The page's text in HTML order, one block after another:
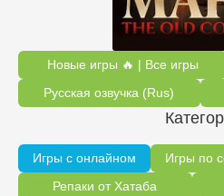
Новые игры 🔥 | Все игры
Русская озвучка (Rus)
Игры с онлайном Игры по
Репаки от Хатаба